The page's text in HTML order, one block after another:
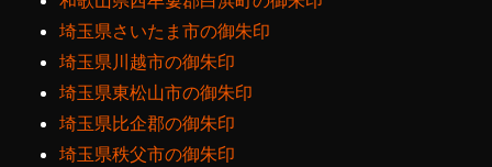
埼玉県さいたま市の御朱印
埼玉県川越市の御朱印
埼玉県東松山市の御朱印
埼玉県比企郡の御朱印
埼玉県秩父市の御朱印